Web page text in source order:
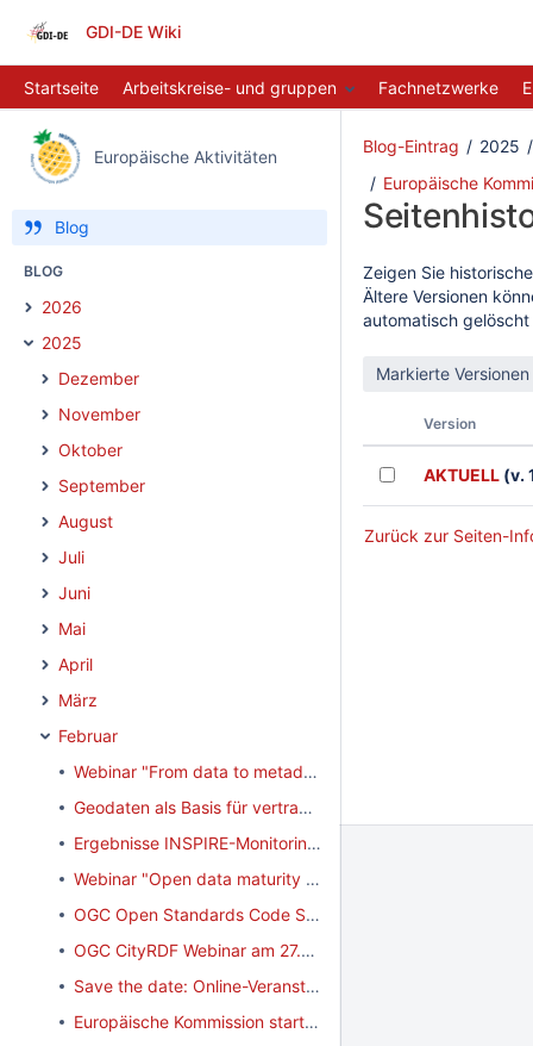
GDI-DE Wiki
Startseite Arbeitskreise- und gruppen Fachnetzwerke
Europäische Aktivitäten
Blog
BLOG
2026
2025
Dezember
November
Oktober
September
August
Juli
Juni
Mai
April
März
Februar
Webinar "From data to metadata: enhancing quality across borders" am 07.03.2025
Geodaten als Basis für vertrauenswürdige Datenräume - Studie aus der Schweiz
Ergebnisse INSPIRE-Monitoring 2024 veröffentlicht
Webinar "Open data maturity in Europe 2024: best practices and key takeaways" am 28.02.2025
OGC Open Standards Code Sprint am 25.-27.03.2025
OGC CityRDF Webinar am 27.02.2025
Save the date: Online-Veranstaltung "GDI-DE4EU" am 03.04.2025
Europäische Kommission startet öffentliche Konsultation zur Novellierung der INSPIRE-Richtlinie
Blog-Eintrag
2025
Europäische
Zeigen Sie
Ältere Versionen
automatisch
Version
AKTUELL (v.
Zurück zur Seiten-